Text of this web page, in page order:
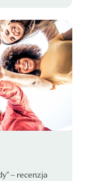
– recenzja